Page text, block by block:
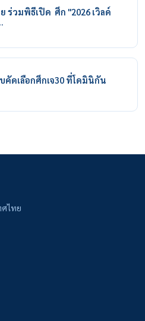
ร่วมพิธีเปิด ศึก "2026 เวิลด์
คัดเลือกศึกเจ30 ที่โดมินิกัน
ไทย